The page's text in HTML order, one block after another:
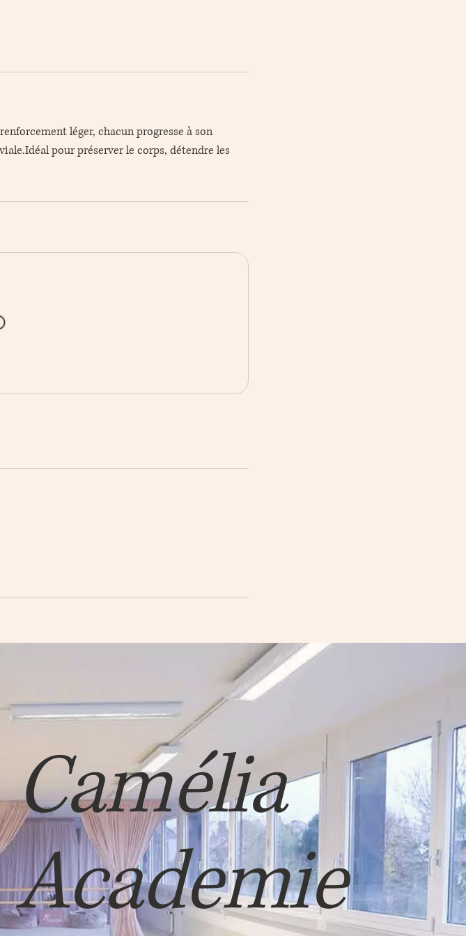
léger, chacun progresse à son
pour préserver le corps, détendre les
Camélia
Academie